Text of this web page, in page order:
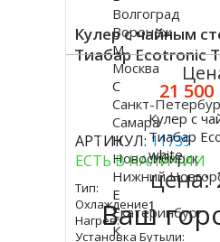
Кулер с чайным
Тиабар Ecotronic
АРТИКУЛ: 11739
ЕСТЬ В НАЛИЧИИ
Тип:
Охлаждение:
Нагрев:
Установка Бутыли:
21 500
Купить
Кулер с
Тиабар
white
цена:
Ваш
Волгоград
Воронеж
М
Москва
С
Санкт-
Самара
Н
Новосибирск
Нижний
Е
Екатеринбург
К